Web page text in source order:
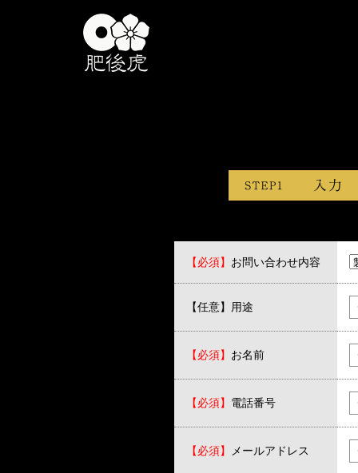
【必須】 お問い合わせ内容
【任意】用途
【必須】 お名前
【必須】 電話番号
【必須】 メールアドレス